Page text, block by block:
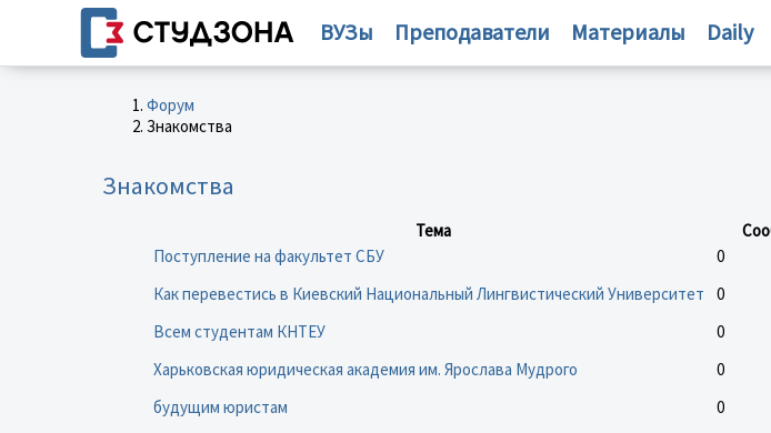
ВУЗы Преподаватели Материалы Daily
Форум
Знакомства
Знакомства
Тема
Поступление на факультет СБУ
0
Как перевестись в Киевский Национальный Лингвистический Университет 0
Всем студентам КНТЕУ 0
Харьковская юридическая академия им. Ярослава Мудрого 0
будущим юристам 0